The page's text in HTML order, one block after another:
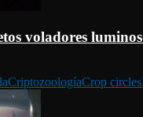
voladores
CriptozoologíaCrop circles